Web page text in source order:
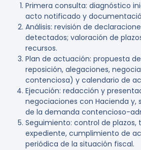
Primera consulta: diagnóstico
acto notificado y
Análisis: revisión de
detectados; valoración de
recursos.
Plan de actuación: propuesta
reposición, alegaciones,
contenciosa) y calendario de
Ejecución: redacción y
negociaciones con Hacienda y,
de la demanda contencioso-
Seguimiento: control de plazos,
expediente, cumplimiento de
periódica de la situación fiscal.